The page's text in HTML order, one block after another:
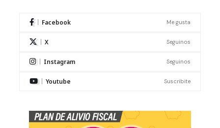
Facebook Me gusta
X Seguinos
Instagram Seguinos
Youtube Suscribite